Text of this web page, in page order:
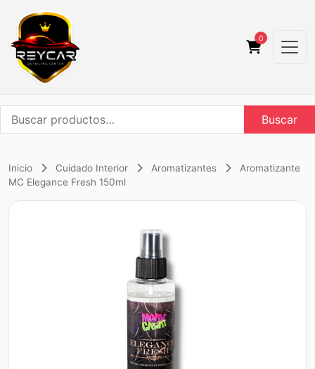
0
Buscar
por:
Buscar
Inicio Cuidado Interior Aromatizantes
Aromatizante
MC Elegance Fresh 150ml